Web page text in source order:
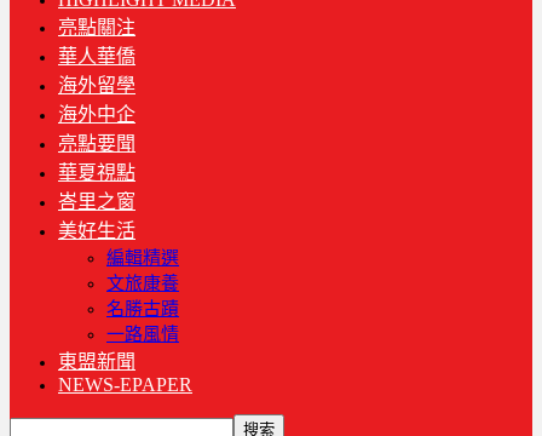
亮點關注
華人華僑
海外留學
海外中企
亮點要聞
華夏視點
峇里之窗
美好生活
編輯精選
文旅康養
名勝古蹟
一路風情
東盟新聞
NEWS-EPAPER